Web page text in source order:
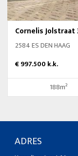
Cornelis Jolstraat
2584 ES DEN HAAG
€ 997.500 k.k.
188m²
ADRES